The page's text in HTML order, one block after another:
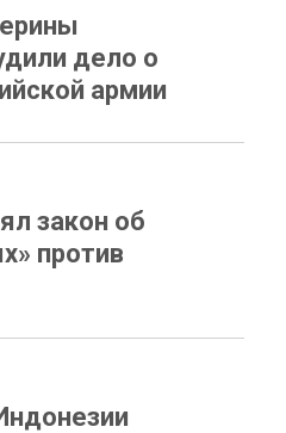
дело о
армии
закон об
против